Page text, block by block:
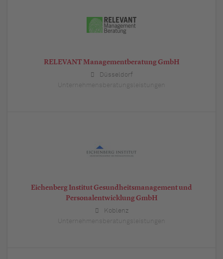
RELEVANT Managementberatung GmbH
Düsseldorf
Unternehmensberatungsleistungen
Eichenberg Institut Gesundheitsmanagement und
Personalentwicklung GmbH
Koblenz
Unternehmensberatungsleistungen